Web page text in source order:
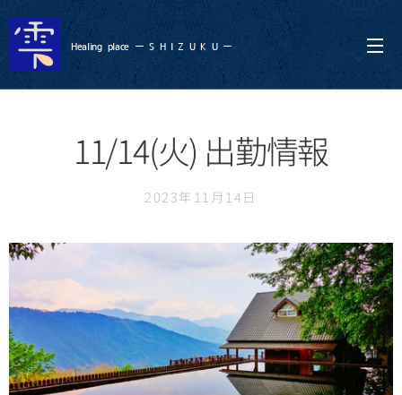
Healing place ー S H I Z U K U ー
11/14(火) 出勤情報
2023年11月14日